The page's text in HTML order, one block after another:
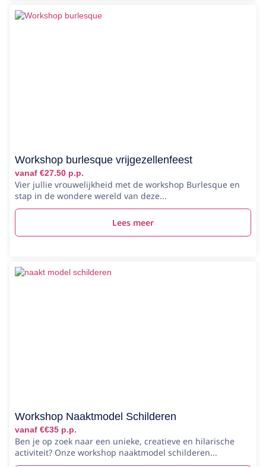
Workshop burlesque vrijgezellenfeest
vanaf €27.50 p.p.
Vier jullie vrouwelijkheid met de workshop Burlesque en
stap in de wondere wereld van deze...
Lees meer
Workshop Naaktmodel Schilderen
vanaf €€35 p.p.
Ben je op zoek naar een unieke, creatieve en hilarische
activiteit? Onze workshop naaktmodel schilderen...